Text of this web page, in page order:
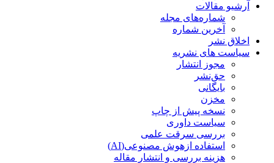
آرشیو مقالات
شماره‌های مجله
آخرین شماره
اخلاق نشر
سیاست های نشریه
مجوز انتشار
حق‌نشر
بایگانی
مخزن
نسخه پیش از چاپ
سیاست داوری
بررسی سرقت علمی
استفاده ازهوش مصنوعی(AI)
هزینه بررسی و انتشار مقاله